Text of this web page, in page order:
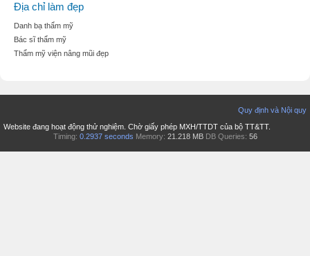
Địa chỉ làm đẹp
Danh bạ thẩm mỹ
Bác sĩ thẩm mỹ
Thẩm mỹ viện nâng mũi đẹp
Quy định và Nội quy
Website đang hoạt động thử nghiệm. Chờ giấy phép MXH/TTDT của bộ TT&TT.
Timing: 0.2937 seconds Memory: 21.218 MB DB Queries: 56